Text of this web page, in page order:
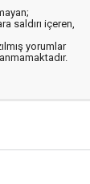
saldırı içeren,
yorumlar